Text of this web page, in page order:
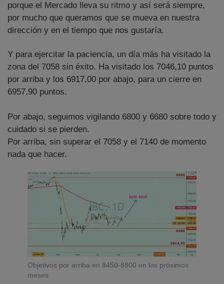
porque el Mercado lleva su ritmo y así será siempre,
por mucho que queramos que se mueva en nuestra
dirección y en el tiempo que nos gustaría.
Y para ejercitar la paciencia, un día más ha visitado la
zona del 7058 sin éxito. Ha visitado los 7046,10 puntos
por arriba y los 6917,00 por abajo, para un cierre en
6957,90 puntos.
Por abajo, seguimos vigilando 6800 y 6680 sobre todo y
cuidado si se pierden.
Por arriba, sin superar el 7058 y el 7140 de momento
nada que hacer.
Objetivos por arriba en 8450-8800 en los próximos
meses